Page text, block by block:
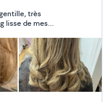
très